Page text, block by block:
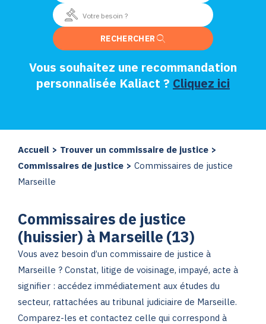
RECHERCHER
Vous souhaitez une recommandation
personnalisée Kaliact ? Cliquez ici
Accueil > Trouver un commissaire de justice >
Commissaires de justice > Commissaires de justice
Marseille
Commissaires de justice
(huissier) à Marseille (13)
Vous avez besoin d’un commissaire de justice à
Marseille ? Constat, litige de voisinage, impayé, acte à
signifier : accédez immédiatement aux études du
secteur, rattachées au tribunal judiciaire de Marseille.
Comparez-les et contactez celle qui correspond à